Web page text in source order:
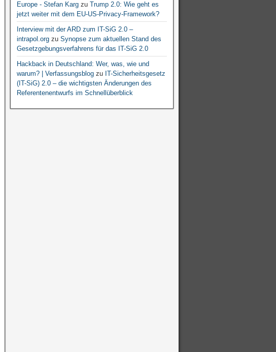
Europe - Stefan Kargzu Trump 2.0: Wie geht es
jetzt weiter mit dem EU-US-Privacy-Framework?
Interview mit der ARD zum IT-SiG 2.0 –
intrapol.orgzu Synopse zum aktuellen Stand des
Gesetzgebungsverfahrens für das IT-SiG 2.0
Hackback in Deutschland: Wer, was, wie und
warum? | Verfassungsblogzu IT-Sicherheitsgesetz
(IT-SiG) 2.0 – die wichtigsten Änderungen des
Referentenentwurfs im Schnellüberblick